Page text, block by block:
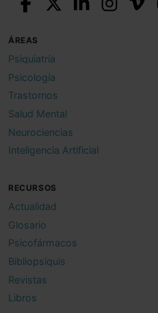
ÁREAS
Psiquiatría
Psicología
Trastornos
Salud Mental
Neurociencias
Inteligencia Artificial
RECURSOS
Actualidad
Glosario
Psicofármacos
Bibliopsiquis
Revistas
Libros